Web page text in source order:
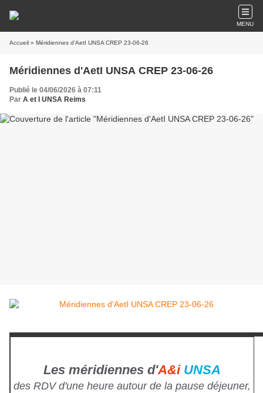
MENU
Accueil » Méridiennes d'AetI UNSA CREP 23-06-26
Méridiennes d'AetI UNSA CREP 23-06-26
Publié le 04/06/2026 à 07:11
Par A et I UNSA Reims
Les méridiennes d'A&i UNSA
des RDV d'une heure autour de la pause déjeuner,